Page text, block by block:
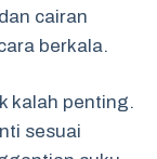
cairan
berkala.
kalah penting.
sesuai